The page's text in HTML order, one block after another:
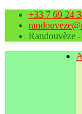
+33 7 69 24
Randouvèze